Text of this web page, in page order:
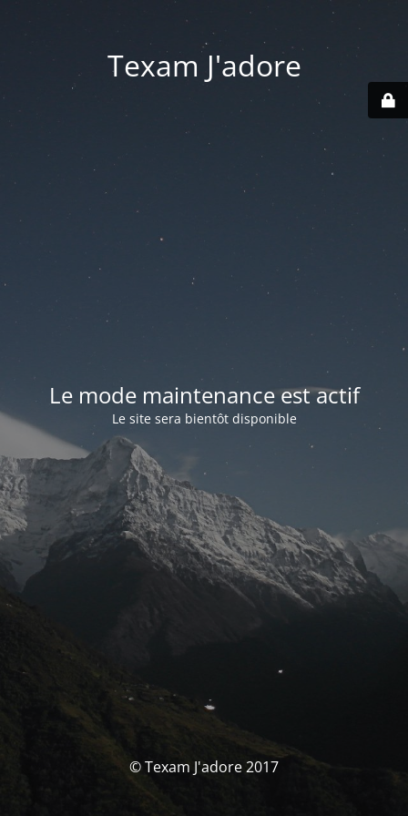
Texam J'adore
Le mode maintenance est actif
Le site sera bientôt disponible
© Texam J'adore 2017